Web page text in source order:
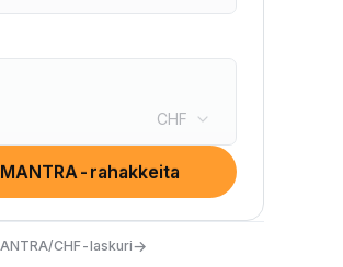
CHF
rahakkeita
CHF-laskuri→